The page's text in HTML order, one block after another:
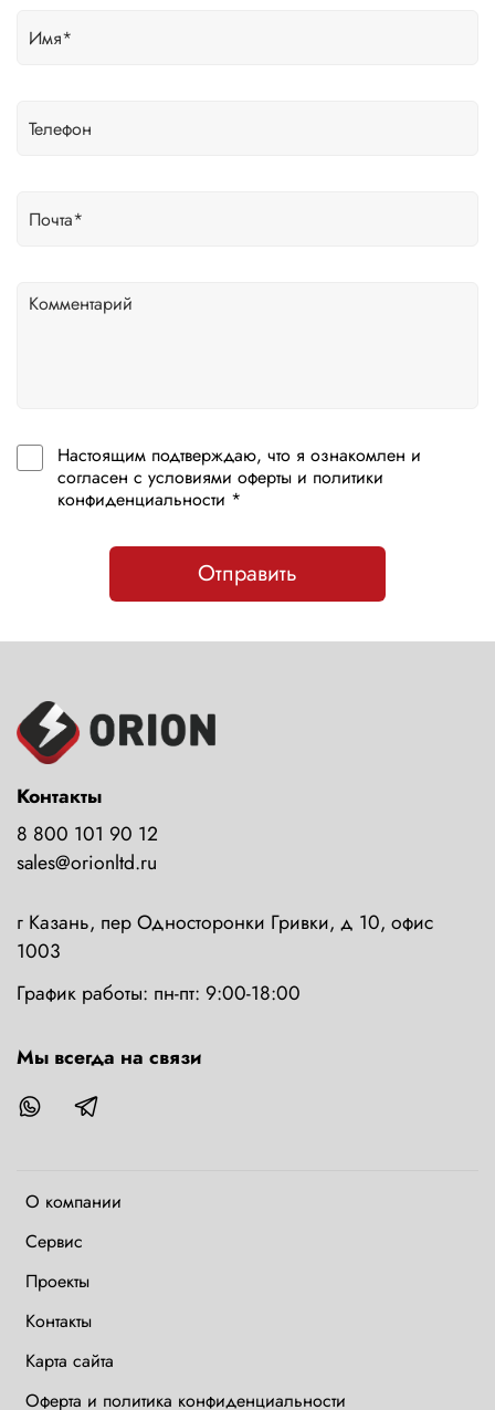
Настоящим подтверждаю, что я ознакомлен и
согласен с условиями оферты и политики
конфиденциальности *
Отправить
О компании
Сервис
Проекты
Контакты
Карта сайта
Оферта и политика конфиденциальности
Контакты
8 800 101 90 12
sales@orionltd.ru
г Казань, пер Односторонки Гривки, д 10, офис
1003
График работы: пн-пт: 9:00-18:00
Мы всегда на связи